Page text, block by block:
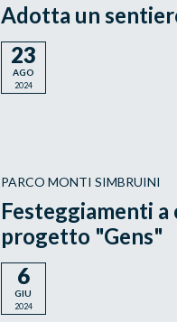
Adotta un
23
AGO
2024
PARCO MONTI SIMBRUINI
Festeggiamenti
progetto "Gens"
6
GIU
2024